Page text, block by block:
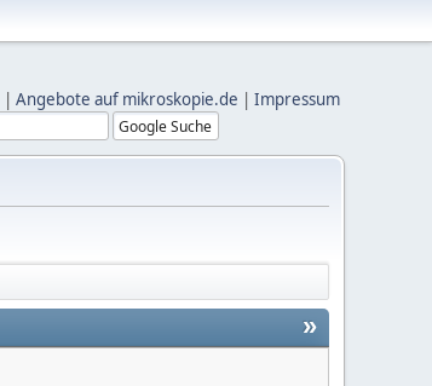
| Angebote auf mikroskopie.de | Impressum
»